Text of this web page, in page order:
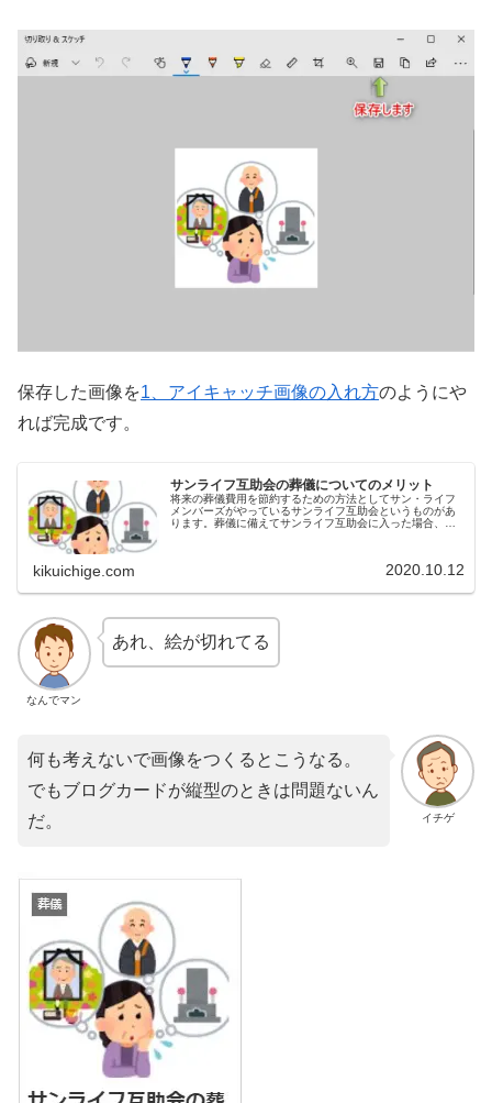
保存した画像を1、アイキャッチ画像の入れ方のようにや
れば完成です。
サンライフ互助会の葬儀についてのメリット
将来の葬儀費用を節約するための方法としてサン・ライフ
メンバーズがやっているサンライフ互助会というものがあ
ります。葬儀に備えてサンライフ互助会に入った場合、ど
kikuichige.com 2020.10.12
なんでマン
あれ、絵が切れてる
イチゲ
何も考えないで画像をつくるとこうなる。
でもブログカードが縦型のときは問題ないん
だ。